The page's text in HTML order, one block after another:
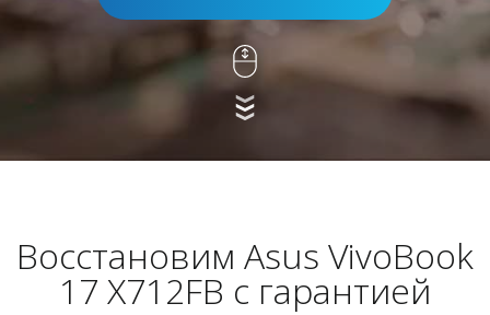
Восстановим Asus VivoBook
17 X712FB с гарантией